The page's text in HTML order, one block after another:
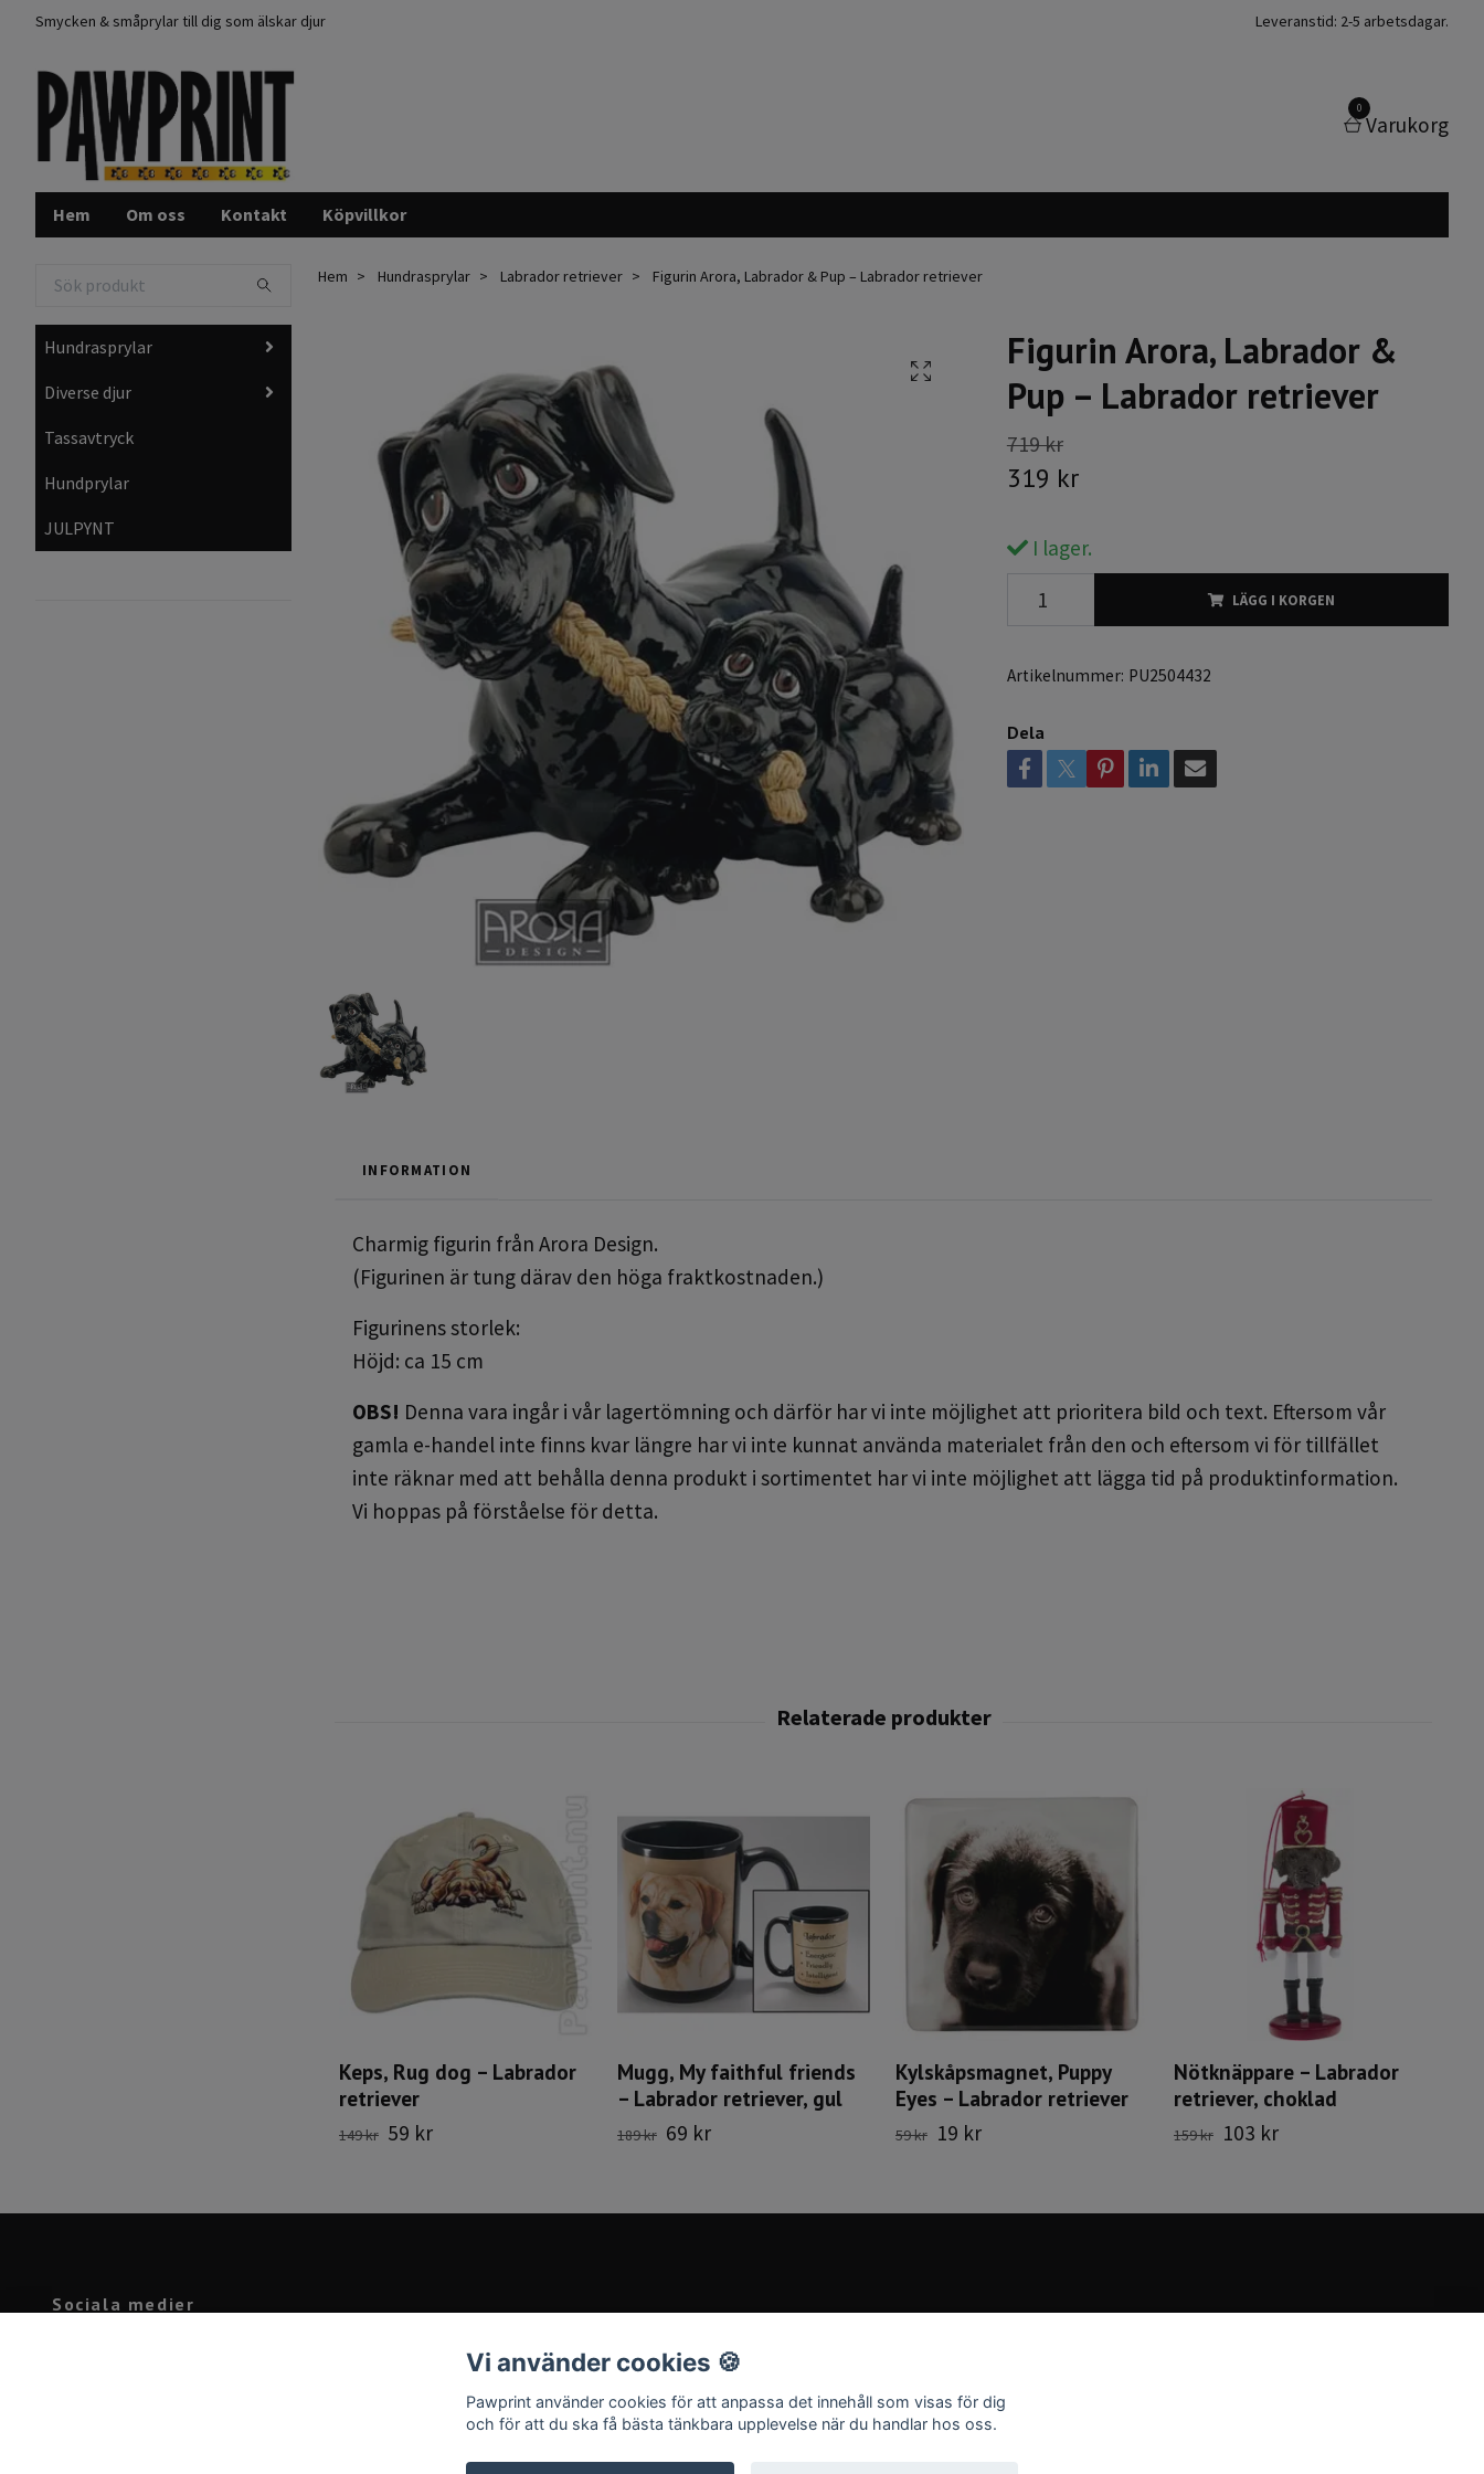
Smycken & småprylar till dig som älskar djur Leveranstid: 2-5 arbetsdagar.
0
Varukorg
Hem Om oss Kontakt Köpvillkor
Hundrasprylar
Diverse djur
Tassavtryck
Hundprylar
JULPYNT
Hem Hundrasprylar Labrador retriever Figurin Arora, Labrador & Pup – Labrador retriever
Figurin Arora, Labrador &
Pup – Labrador retriever
719 kr
319 kr
I lager.
LÄGG I KORGEN
Artikelnummer: PU2504432
Dela
INFORMATION
Charmig figurin från Arora Design.
(Figurinen är tung därav den höga fraktkostnaden.)
Figurinens storlek:
Höjd: ca 15 cm
OBS! Denna vara ingår i vår lagertömning och därför har vi inte möjlighet att prioritera bild och text. Eftersom vår
gamla e-handel inte finns kvar längre har vi inte kunnat använda materialet från den och eftersom vi för tillfället
inte räknar med att behålla denna produkt i sortimentet har vi inte möjlighet att lägga tid på produktinformation.
Vi hoppas på förståelse för detta.
Keps, Rug dog – Labrador
retriever
149 kr 59 kr
Mugg, My faithful friends
– Labrador retriever, gul
189 kr 69 kr
Kylskåpsmagnet, Puppy
Eyes – Labrador retriever
59 kr 19 kr
Nötknäppare – Labrador
retriever, choklad
159 kr 103 kr
Sociala medier
Vi använder cookies 🍪
Pawprint använder cookies för att anpassa det innehåll som visas för dig
och för att du ska få bästa tänkbara upplevelse när du handlar hos oss.